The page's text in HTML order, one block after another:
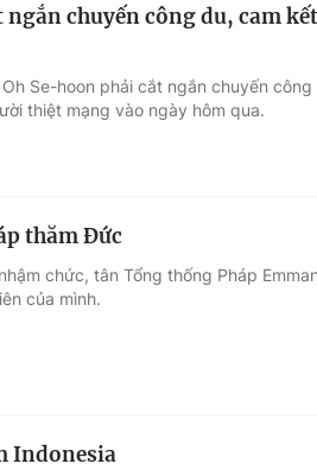
chuyến công du, cam
Se-hoon phải cắt ngắn chuyến
thiệt mạng vào ngày hôm qua.
thăm Đức
chức, tân Tổng thống Pháp
của mình.
Indonesia